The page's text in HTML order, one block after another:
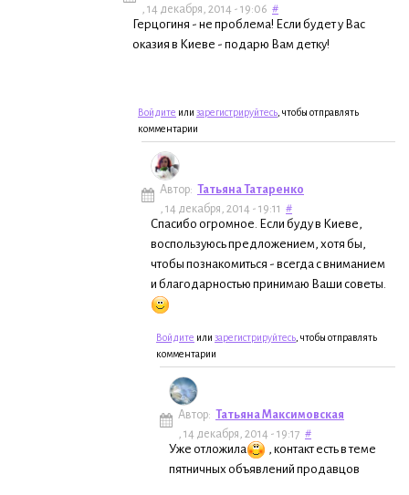
, 14 декабря, 2014 - 19:06 #
Герцогиня - не проблема! Если будет у Вас
оказия в Киеве - подарю Вам детку!
Войдите или зарегистрируйтесь , чтобы отправлять
комментарии
Автор: Татьяна Татаренко
, 14 декабря, 2014 - 19:11 #
Спасибо огромное. Если буду в Киеве,
воспользуюсь предложением, хотя бы,
чтобы познакомиться - всегда с вниманием
и благодарностью принимаю Ваши советы.
Войдите или зарегистрируйтесь , чтобы отправлять
комментарии
Автор: Татьяна Максимовская
, 14 декабря, 2014 - 19:17 #
Уже отложила
, контакт есть в теме
пятничных объявлений продавцов